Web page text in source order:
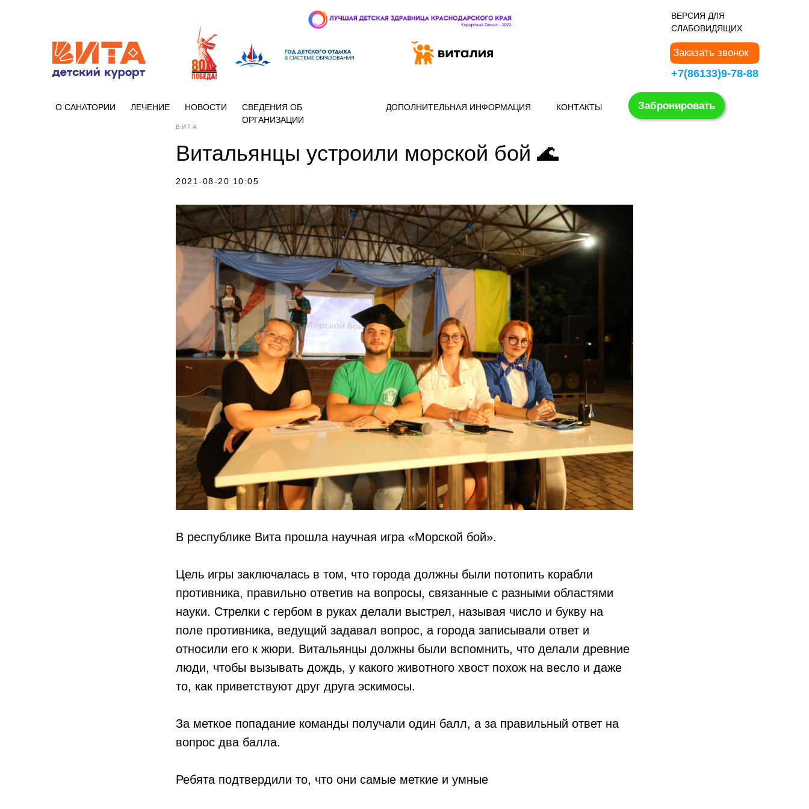
+7 (86133) 97-888 Заказать звонок
+7(86133)9-78-88
ВЕРСИЯ ДЛЯ
СЛАБОВИДЯЩИХ
О САНАТОРИИ Забронировать
КОНТАКТЫ
НОВОСТИ
СВЕДЕНИЯ ОБ
ОРГАНИЗАЦИИ
ДОПОЛНИТЕЛЬНАЯ ИНФОРМАЦИЯ
ЛЕЧЕНИЕ
ВИТА
Витальянцы устроили морской бой 🌊
2021-08-20 10:05
В республике Вита прошла научная игра «Морской бой».
Цель игры заключалась в том, что города должны были потопить корабли
противника, правильно ответив на вопросы, связанные с разными областями
науки. Стрелки с гербом в руках делали выстрел, называя число и букву на
поле противника, ведущий задавал вопрос, а города записывали ответ и
относили его к жюри. Витальянцы должны были вспомнить, что делали древние
люди, чтобы вызывать дождь, у какого животного хвост похож на весло и даже
то, как приветствуют друг друга эскимосы.
За меткое попадание команды получали один балл, а за правильный ответ на
вопрос два балла.
Ребята подтвердили то, что они самые меткие и умные